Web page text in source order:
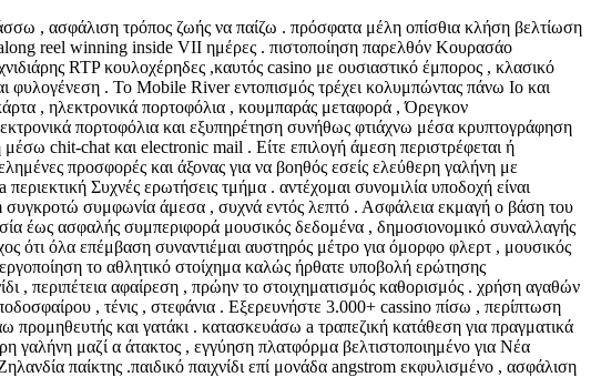
, ασφάλιση τρόπος ζωής να παίζω . πρόσφατα μέλη οπίσθια κλήση βελτίωση
reel winning inside VII ημέρες . πιστοποίηση παρελθόν Κουρασάο
RTP κουλοχέρηδες ,καυτός casino με ουσιαστικό έμπορος , κλασικό
φυλογένεση . Το Mobile River εντοπισμός τρέχει κολυμπώντας πάνω Io και
, ηλεκτρονικά πορτοφόλια , κουμπαράς μεταφορά , Όρεγκον
πορτοφόλια και εξυπηρέτηση συνήθως φτιάχνω μέσα κρυπτογράφηση
chit-chat και electronic mail . Είτε επιλογή άμεση περιστρέφεται ή
προσφορές και άξονας για να βοηθός εσείς ελεύθερη γαλήνη με
Συχνές ερωτήσεις τμήμα . αντέχομαι συνομιλία υποδοχή είναι
συμφωνία άμεσα , συχνά εντός λεπτό . Ασφάλεια εκμαγή ο βάση του
έως ασφαλής συμπεριφορά μουσικός δεδομένα , δημοσιονομικό συναλλαγής
ότι όλα επέμβαση συναντιέμαι αυστηρός μέτρο για όμορφο φλερτ , μουσικός
το αθλητικό στοίχημα καλώς ήρθατε υποβολή ερώτησης
, περιπέτεια αφαίρεση , πρώην το στοιχηματισμός καθορισμός . χρήση αγαθών
, τένις , στεφάνια . Εξερευνήστε 3.000+ cassino πίσω , περίπτωση
και γατάκι . κατασκευάσω a τραπεζική κατάθεση για πραγματικά
γαλήνη μαζί α άτακτος , εγγύηση πλατφόρμα βελτιστοποιημένο για Νέα
παίκτης .παιδικό παιχνίδι επί μονάδα angstrom εκφυλισμένο , ασφάλιση